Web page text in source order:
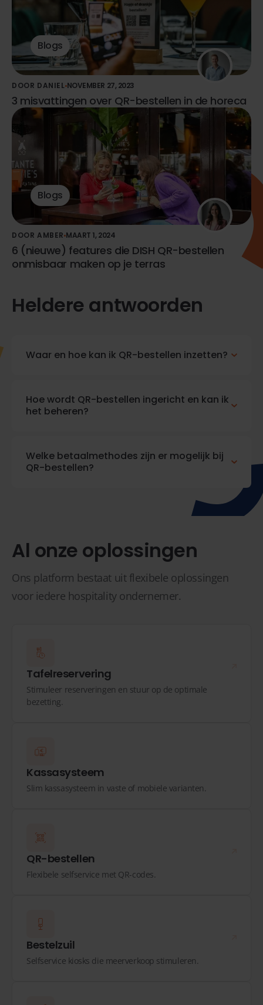
Blogs
DOOR DANIEL NOVEMBER 27, 2023
3 misvattingen over QR-bestellen in de horeca
Blogs
DOOR AMBER MAART 1, 2024
6 (nieuwe) features die DISH QR-bestellen
onmisbaar maken op je terras
Heldere antwoorden
Waar en hoe kan ik QR-bestellen inzetten?
Hoe wordt QR-bestellen ingericht en kan ik
het beheren?
Welke betaalmethodes zijn er mogelijk bij
QR-bestellen?
Al onze oplossingen
Ons platform bestaat uit flexibele oplossingen
voor iedere hospitality ondernemer.
Tafelreservering
Stimuleer reserveringen en stuur op de optimale
bezetting.
Kassasysteem
Slim kassasysteem in vaste of mobiele varianten.
QR-bestellen
Flexibele selfservice met QR-codes.
Bestelzuil
Selfservice kiosks die meerverkoop stimuleren.